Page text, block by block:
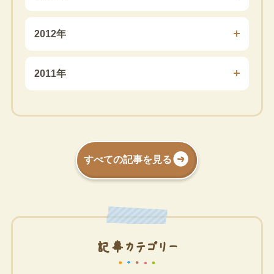
2012年
2011年
すべての記事を見る
記事カテゴリー